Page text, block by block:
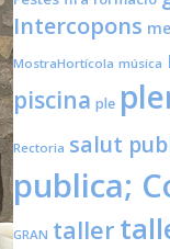
Intercopons
MostraHortícola música
piscina ple
Rectoria salut
publica;
GRAN taller